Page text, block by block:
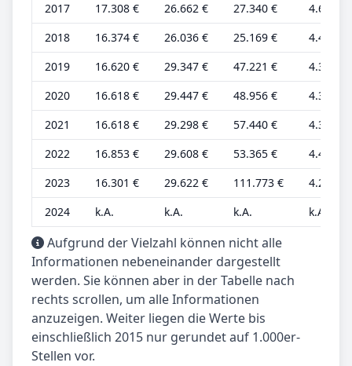
2017
17.308 € 26.662 € 27.340 €
4.678 €
2018
16.374 € 26.036 € 25.169 €
4.425 €
2019
16.620 € 29.347 € 47.221 €
4.374 €
2020
16.618 € 29.447 € 48.956 €
4.373 €
2021
16.618 € 29.298 € 57.440 €
4.373 €
2022
16.853 € 29.608 € 53.365 €
4.435 €
2023
16.301 € 29.622 € 111.773 €
4.290 €
2024
k.A. k.A. k.A. k.A.
Aufgrund der Vielzahl können nicht alle
Informationen nebeneinander dargestellt
werden. Sie können aber in der Tabelle nach
rechts scrollen, um alle Informationen
anzuzeigen. Weiter liegen die Werte bis
einschließlich 2015 nur gerundet auf 1.000er-
Stellen vor.